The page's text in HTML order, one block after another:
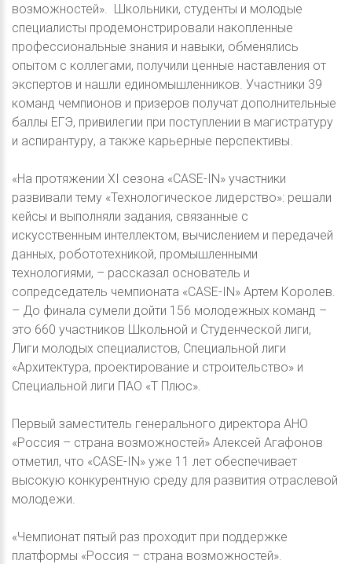
возможностей». Школьники, студенты и молодые
специалисты продемонстрировали накопленные
профессиональные знания и навыки, обменялись
опытом с коллегами, получили ценные наставления от
экспертов и нашли единомышленников. Участники 39
команд чемпионов и призеров получат дополнительные
баллы ЕГЭ, привилегии при поступлении в магистратуру
и аспирантуру, а также карьерные перспективы.
«На протяжении XI сезона «CASE-IN» участники
развивали тему «Технологическое лидерство»: решали
кейсы и выполняли задания, связанные с
искусственным интеллектом, вычислением и передачей
данных, робототехникой, промышленными
технологиями, – рассказал основатель и
сопредседатель чемпионата «CASE-IN» Артем Королев.
– До финала сумели дойти 156 молодежных команд –
это 660 участников Школьной и Студенческой лиги,
Лиги молодых специалистов, Специальной лиги
«Архитектура, проектирование и строительство» и
Специальной лиги ПАО «Т Плюс».
Первый заместитель генерального директора АНО
«Россия – страна возможностей» Алексей Агафонов
отметил, что «CASE-IN» уже 11 лет обеспечивает
высокую конкурентную среду для развития отраслевой
молодежи.
«Чемпионат пятый раз проходит при поддержке
платформы «Россия – страна возможностей».